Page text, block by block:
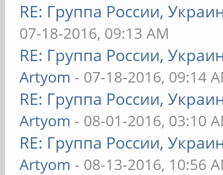
RE: Группа России,
07-18-2016, 09:13 AM
RE: Группа России,
Artyom - 07-18-2016, 09:14
RE: Группа России,
Artyom - 08-01-2016, 03:10
RE: Группа России,
Artyom - 08-13-2016, 10:56